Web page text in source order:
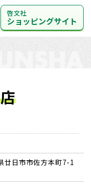
啓文社
ショッピングサイト
日市市佐方本町7-1